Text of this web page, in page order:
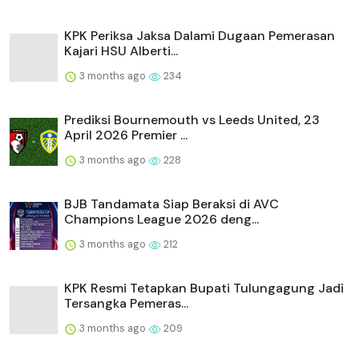
KPK Periksa Jaksa Dalami Dugaan Pemerasan
Kajari HSU Alberti...
3 months ago 234
Prediksi Bournemouth vs Leeds United, 23
April 2026 Premier ...
3 months ago 228
BJB Tandamata Siap Beraksi di AVC
Champions League 2026 deng...
3 months ago 212
KPK Resmi Tetapkan Bupati Tulungagung Jadi
Tersangka Pemeras...
3 months ago 209